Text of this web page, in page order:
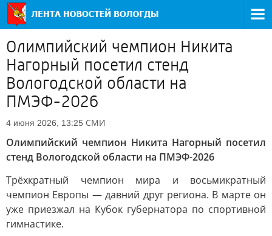
Олимпийский чемпион Никита
Нагорный посетил стенд
Вологодской области на
ПМЭФ-2026
4 июня 2026, 13:25 СМИ
Олимпийский чемпион Никита Нагорный посетил
стенд Вологодской области на ПМЭФ-2026
Трёхкратный чемпион мира и восьмикратный
чемпион Европы — давний друг региона. В марте он
уже приезжал на Кубок губернатора по спортивной
гимнастике.